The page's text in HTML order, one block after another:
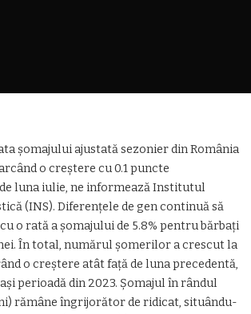
șomajului ajustată sezonier din România
o creștere cu 0.1 puncte
luna iulie, ne informează Institutul
(INS). Diferențele de gen continuă să
o rată a șomajului de 5.8% pentru bărbați
În total, numărul șomerilor a crescut la
o creștere atât față de luna precedentă,
perioadă din 2023. Șomajul în rândul
rămâne îngrijorător de ridicat, situându-